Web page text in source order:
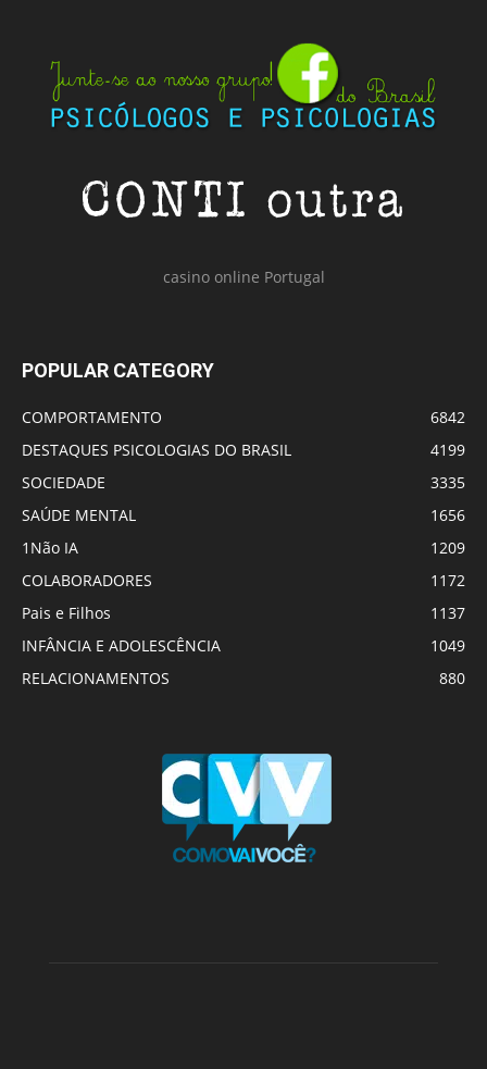
casino online Portugal
POPULAR CATEGORY
COMPORTAMENTO
6842
DESTAQUES PSICOLOGIAS DO BRASIL
4199
SOCIEDADE
3335
SAÚDE MENTAL
1656
1Não IA
1209
COLABORADORES
1172
Pais e Filhos
1137
INFÂNCIA E ADOLESCÊNCIA
1049
RELACIONAMENTOS
880